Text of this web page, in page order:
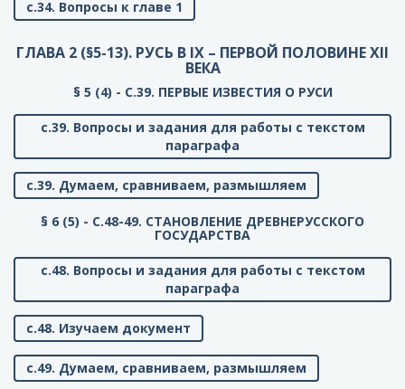
с.34. Вопросы к главе 1
ГЛАВА 2 (§5-13). РУСЬ В IX – ПЕРВОЙ ПОЛОВИНЕ XII
ВЕКА
§ 5 (4) - C.39. ПЕРВЫЕ ИЗВЕСТИЯ О РУСИ
с.39. Вопросы и задания для работы с текстом
параграфа
с.39. Думаем, сравниваем, размышляем
§ 6 (5) - C.48-49. СТАНОВЛЕНИЕ ДРЕВНЕРУССКОГО
ГОСУДАРСТВА
с.48. Вопросы и задания для работы с текстом
параграфа
с.48. Изучаем документ
с.49. Думаем, сравниваем, размышляем